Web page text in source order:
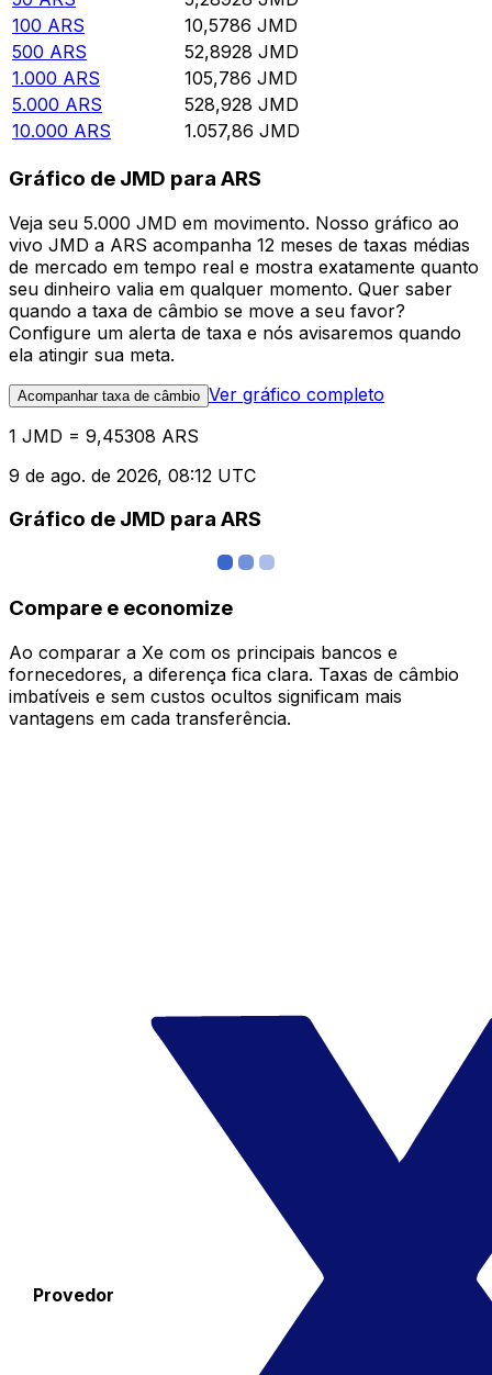
100 ARS 10,5786 JMD
500 ARS 52,8928 JMD
1.000 ARS 105,786 JMD
5.000 ARS 528,928 JMD
10.000 ARS 1.057,86 JMD
Gráfico de JMD para ARS
Veja seu 5.000 JMD em movimento. Nosso gráfico ao
vivo JMD a ARS acompanha 12 meses de taxas médias
de mercado em tempo real e mostra exatamente quanto
seu dinheiro valia em qualquer momento. Quer saber
quando a taxa de câmbio se move a seu favor?
Configure um alerta de taxa e nós avisaremos quando
ela atingir sua meta.
Acompanhar taxa de câmbio Ver gráfico completo
1 JMD = 9,45308 ARS
9 de ago. de 2026, 08:12 UTC
Gráfico de JMD para ARS
Compare e economize
Ao comparar a Xe com os principais bancos e
fornecedores, a diferença fica clara. Taxas de câmbio
imbatíveis e sem custos ocultos significam mais
vantagens em cada transferência.
Provedor